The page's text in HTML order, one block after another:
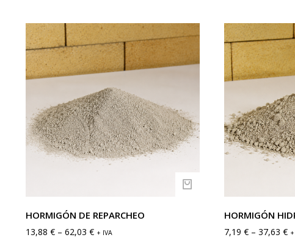
HORMIGÓN DE REPARCHEO
13,88 € – 62,03 € + IVA
HORMIGÓN
7,19 € – 37,63 €